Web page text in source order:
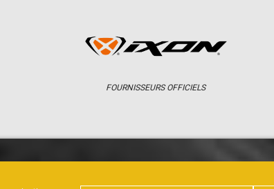
FOURNISSEURS OFFICIELS
CHAMPIONNAT RÉSULTATS